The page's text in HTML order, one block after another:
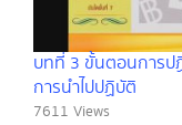
บทที่ 3 ขั้นตอนการป
การนำไปปฏิบัติ
7611 Views